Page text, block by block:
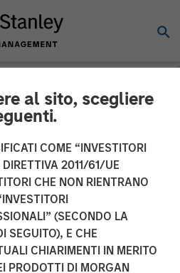
al sito, scegliere
COME “INVESTITORI
DIRETTIVA 2011/61/UE
CHE NON RIENTRANO
(SECONDO LA
SEGUITO), E CHE
CHIARIMENTI IN MERITO
PRODOTTI DI MORGAN
Investment
Provides
Debt